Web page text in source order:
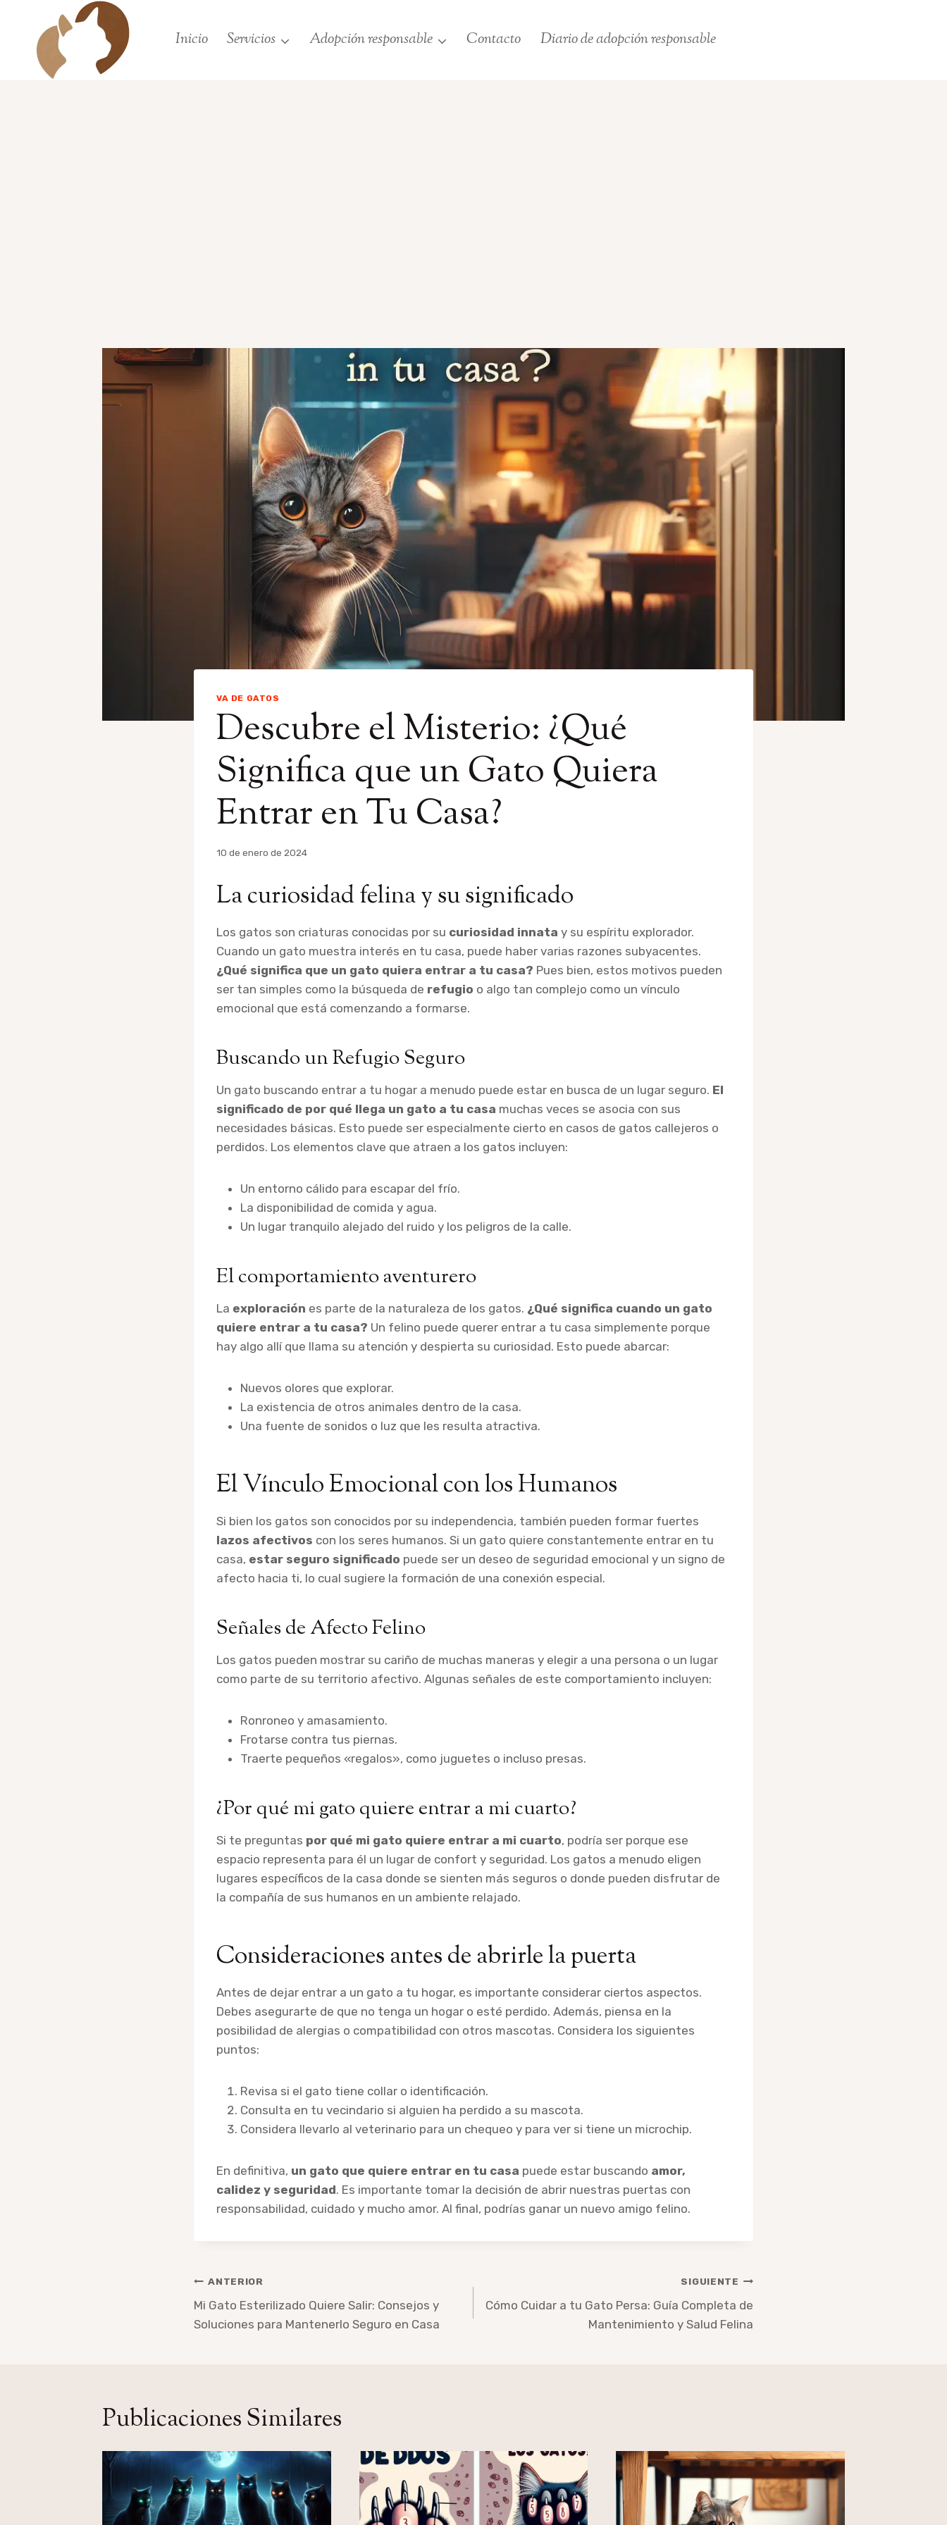
contenido
Inicio Servicios Adopción responsable Contacto Diario de adopción responsable
VA DE GATOS
Descubre el Misterio: ¿Qué
Significa que un Gato Quiera
Entrar en Tu Casa?
Por
10 de enero de 2024
La curiosidad felina y su significado
Los gatos son criaturas conocidas por su curiosidad innata y su espíritu explorador.
Cuando un gato muestra interés en tu casa, puede haber varias razones subyacentes.
¿Qué significa que un gato quiera entrar a tu casa? Pues bien, estos motivos pueden
ser tan simples como la búsqueda de refugio o algo tan complejo como un vínculo
emocional que está comenzando a formarse.
Buscando un Refugio Seguro
Un gato buscando entrar a tu hogar a menudo puede estar en busca de un lugar seguro. El
significado de por qué llega un gato a tu casa muchas veces se asocia con sus
necesidades básicas. Esto puede ser especialmente cierto en casos de gatos callejeros o
perdidos. Los elementos clave que atraen a los gatos incluyen:
Un entorno cálido para escapar del frío.
La disponibilidad de comida y agua.
Un lugar tranquilo alejado del ruido y los peligros de la calle.
El comportamiento aventurero
La exploración es parte de la naturaleza de los gatos. ¿Qué significa cuando un gato
quiere entrar a tu casa? Un felino puede querer entrar a tu casa simplemente porque
hay algo allí que llama su atención y despierta su curiosidad. Esto puede abarcar:
Nuevos olores que explorar.
La existencia de otros animales dentro de la casa.
Una fuente de sonidos o luz que les resulta atractiva.
El Vínculo Emocional con los Humanos
Si bien los gatos son conocidos por su independencia, también pueden formar fuertes
lazos afectivos con los seres humanos. Si un gato quiere constantemente entrar en tu
casa, estar seguro significado puede ser un deseo de seguridad emocional y un signo de
afecto hacia ti, lo cual sugiere la formación de una conexión especial.
Señales de Afecto Felino
Los gatos pueden mostrar su cariño de muchas maneras y elegir a una persona o un lugar
como parte de su territorio afectivo. Algunas señales de este comportamiento incluyen:
Ronroneo y amasamiento.
Frotarse contra tus piernas.
Traerte pequeños «regalos», como juguetes o incluso presas.
¿Por qué mi gato quiere entrar a mi cuarto?
Si te preguntas por qué mi gato quiere entrar a mi cuarto, podría ser porque ese
espacio representa para él un lugar de confort y seguridad. Los gatos a menudo eligen
lugares específicos de la casa donde se sienten más seguros o donde pueden disfrutar de
la compañía de sus humanos en un ambiente relajado.
Consideraciones antes de abrirle la puerta
Antes de dejar entrar a un gato a tu hogar, es importante considerar ciertos aspectos.
Debes asegurarte de que no tenga un hogar o esté perdido. Además, piensa en la
posibilidad de alergias o compatibilidad con otros mascotas. Considera los siguientes
puntos:
Revisa si el gato tiene collar o identificación.
Consulta en tu vecindario si alguien ha perdido a su mascota.
Considera llevarlo al veterinario para un chequeo y para ver si tiene un microchip.
En definitiva, un gato que quiere entrar en tu casa puede estar buscando amor,
calidez y seguridad. Es importante tomar la decisión de abrir nuestras puertas con
responsabilidad, cuidado y mucho amor. Al final, podrías ganar un nuevo amigo felino.
Navegación
de
entradas
ANTERIOR
Mi Gato Esterilizado Quiere Salir: Consejos y
Soluciones para Mantenerlo Seguro en Casa
SIGUIENTE
Cómo Cuidar a tu Gato Persa: Guía Completa de
Mantenimiento y Salud Felina
Publicaciones Similares